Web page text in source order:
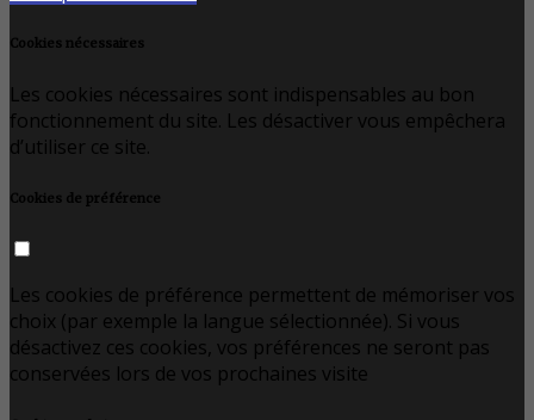
Cookies nécessaires
Les cookies nécessaires sont indispensables au bon
fonctionnement du site. Les désactiver vous empêchera
d’utiliser ce site.
Cookies de préférence
Les cookies de préférence permettent de mémoriser vos
choix (par exemple la langue sélectionnée). Si vous
désactivez ces cookies, vos préférences ne seront pas
conservées lors de vos prochaines visite